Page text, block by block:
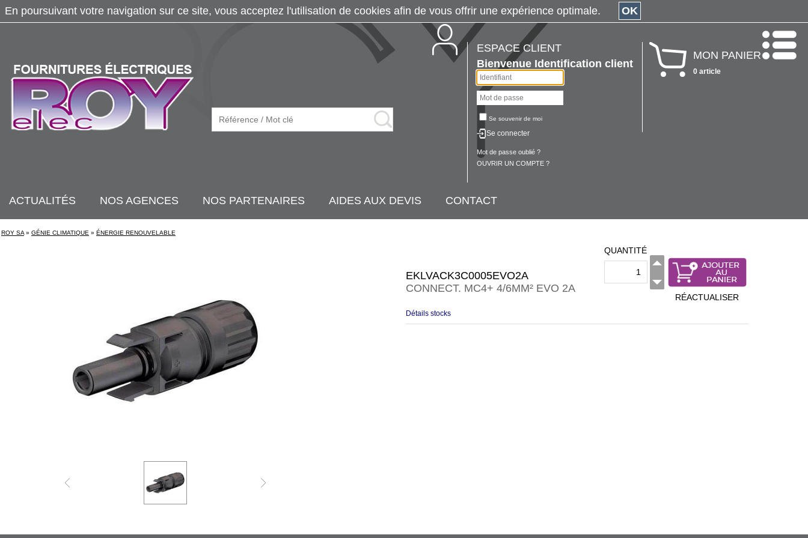
ESPACE CLIENT
Bienvenue Identification client
Se souvenir de moi
Se connecter
Mot de passe oublié ?
OUVRIR UN COMPTE ?
MON PANIER
0 article
ACTUALITÉS NOS AGENCES NOS PARTENAIRES AIDES AUX DEVIS CONTACT
ROY SA » GÉNIE CLIMATIQUE » ÉNERGIE RENOUVELABLE
EKLVACK3C0005EVO2A
CONNECT. MC4+ 4/6MM² EVO 2A
QUANTITÉ
RÉACTUALISER
Détails stocks
En poursuivant votre navigation sur ce site, vous acceptez l'utilisation de cookies afin de vous offrir une expérience optimale. OK